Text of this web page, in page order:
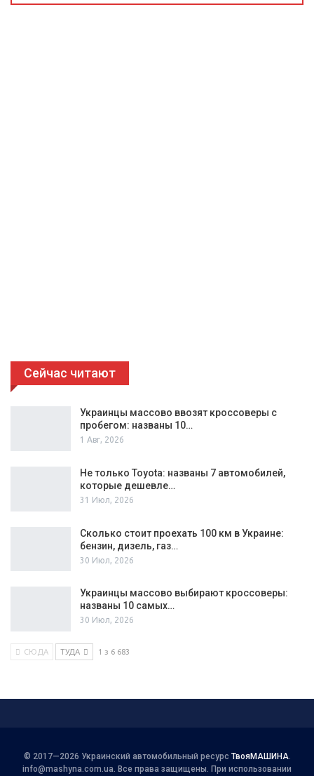
Сейчас читают
Украинцы массово ввозят кроссоверы с
пробегом: названы 10…
1 Авг, 2026
Не только Toyota: названы 7 автомобилей,
которые дешевле…
31 Июл, 2026
Сколько стоит проехать 100 км в Украине:
бензин, дизель, газ…
30 Июл, 2026
Украинцы массово выбирают кроссоверы:
названы 10 самых…
30 Июл, 2026
СЮДА ТУДА 1 з 6 683
© 2017—2026 Украинский автомобильный ресурс ТвояМАШИНА.
info@mashyna.com.ua. Все права защищены. При использовании